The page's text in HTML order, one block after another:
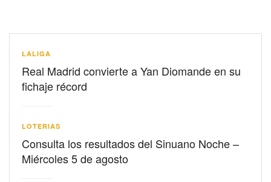
LALIGA
Real Madrid convierte a Yan Diomande en su
fichaje récord
LOTERIAS
Consulta los resultados del Sinuano Noche –
Miércoles 5 de agosto